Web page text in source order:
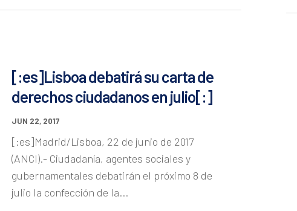
[:es]Lisboa debatirá su carta de
derechos ciudadanos en julio[:]
JUN 22, 2017
[:es]Madrid/Lisboa, 22 de junio de 2017
(ANCI).- Ciudadanía, agentes sociales y
gubernamentales debatirán el próximo 8 de
julio la confección de la...